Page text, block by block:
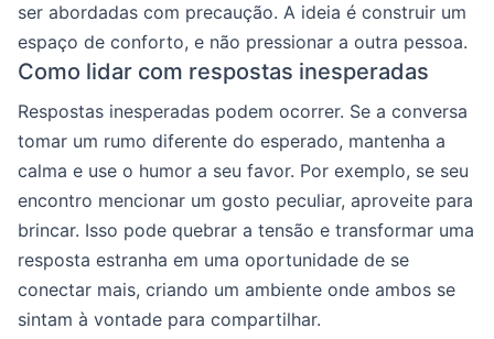
ser abordadas com precaução. A ideia é construir um
espaço de conforto, e não pressionar a outra pessoa.
Como lidar com respostas inesperadas
Respostas inesperadas podem ocorrer. Se a conversa
tomar um rumo diferente do esperado, mantenha a
calma e use o humor a seu favor. Por exemplo, se seu
encontro mencionar um gosto peculiar, aproveite para
brincar. Isso pode quebrar a tensão e transformar uma
resposta estranha em uma oportunidade de se
conectar mais, criando um ambiente onde ambos se
sintam à vontade para compartilhar.